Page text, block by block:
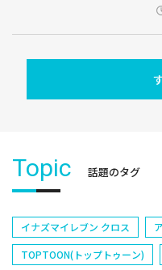
Topic 話題のタグ
イナズマイレブン クロス
TOPTOON(トップトゥーン)